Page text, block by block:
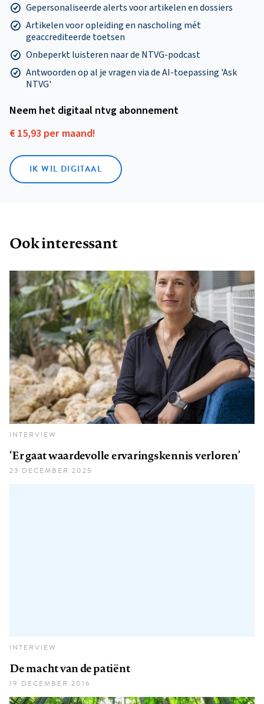
Gepersonaliseerde alerts voor artikelen en dossiers
Artikelen voor opleiding en nascholing mét
geaccrediteerde toetsen
Onbeperkt luisteren naar de NTVG-podcast
Antwoorden op al je vragen via de AI-toepassing 'Ask
NTVG'
Neem het digitaal ntvg abonnement
€ 15,93 per maand!
IK WIL DIGITAAL
Ook interessant
INTERVIEW
‘Er gaat waardevolle ervaringskennis verloren’
23 DECEMBER 2025
INTERVIEW
De macht van de patiënt
19 DECEMBER 2016